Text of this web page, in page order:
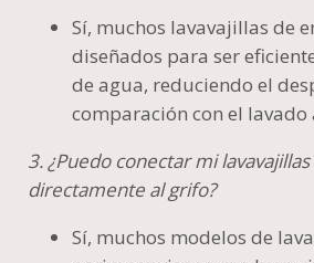
Sí, muchos lavavajillas de
diseñados para ser
de agua, reduciendo el
comparación con el lavado
3. ¿Puedo conectar mi
directamente al grifo?
Sí, muchos modelos de